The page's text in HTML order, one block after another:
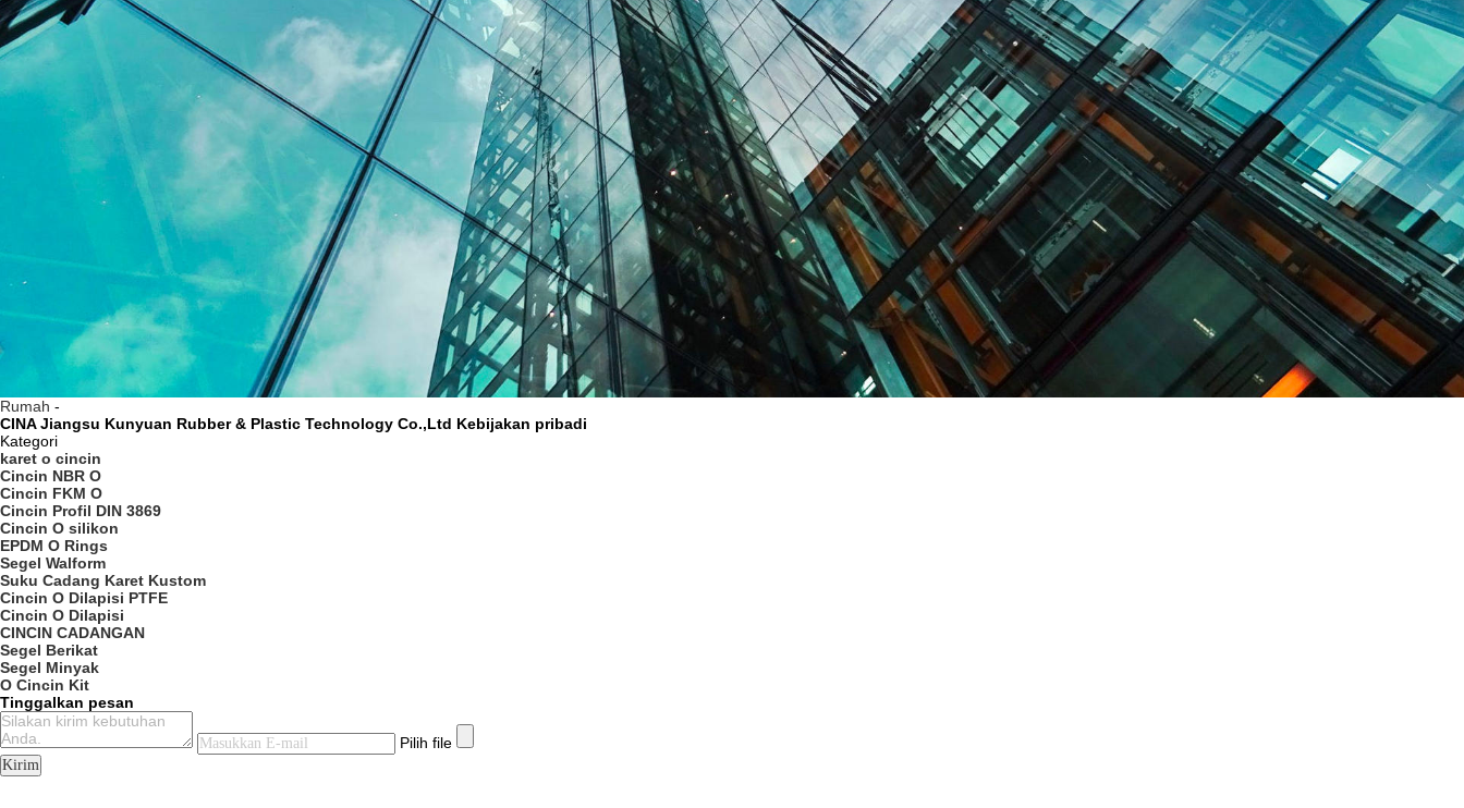
Rumah -
CINA Jiangsu Kunyuan Rubber & Plastic Technology Co.,Ltd Kebijakan pribadi
Kategori
karet o cincin
Cincin NBR O
Cincin FKM O
Cincin Profil DIN 3869
Cincin O silikon
EPDM O Rings
Segel Walform
Suku Cadang Karet Kustom
Cincin O Dilapisi PTFE
Cincin O Dilapisi
CINCIN CADANGAN
Segel Berikat
Segel Minyak
O Cincin Kit
Tinggalkan pesan
Pilih file
Kirim